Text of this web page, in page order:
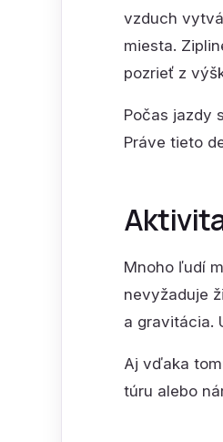
vzduch
miesta.
pozrieť z
Počas jazdy
Práve tieto
Mnoho ľudí
nevyžaduje
a gravitácia.
Aj vďaka
túru alebo